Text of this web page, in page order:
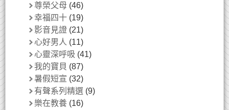
尊榮父母 (46)
幸福四十 (19)
影音見證 (21)
心好男人 (11)
心靈深呼吸 (41)
我的寶貝 (87)
暑假短宣 (32)
有聲系列精選 (9)
樂在教養 (16)